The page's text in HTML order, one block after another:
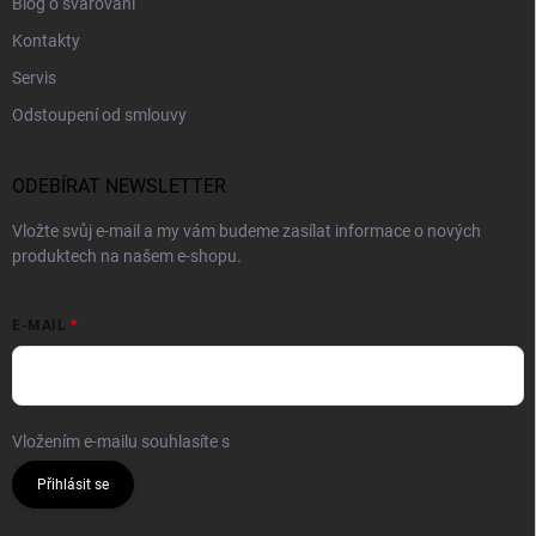
Kontakty
Servis
Odstoupení od smlouvy
ODEBÍRAT NEWSLETTER
Vložte svůj e-mail a my vám budeme zasílat informace o nových
produktech na našem e-shopu.
E-MAIL
Vložením e-mailu souhlasíte s
Přihlásit se